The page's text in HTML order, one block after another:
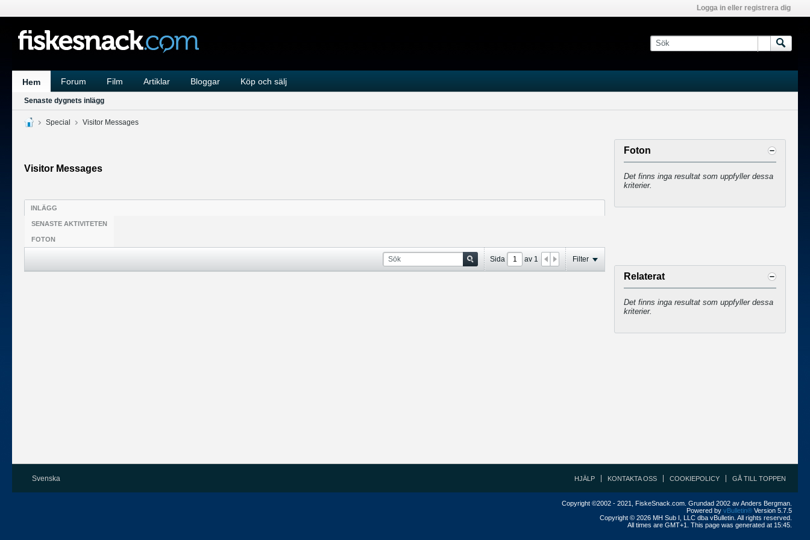
Logga in eller registrera dig
Hem Forum Film Artiklar Bloggar Köp och sälj
Senaste dygnets inlägg
Special Visitor Messages
Visitor Messages
INLÄGG
SENASTE AKTIVITETEN
FOTON
Sida av 1 Filter
Foton
Det finns inga resultat som uppfyller dessa
kriterier.
Relaterat
Det finns inga resultat som uppfyller dessa
kriterier.
Svenska HJÄLP KONTAKTA OSS COOKIEPOLICY GÅ TILL TOPPEN
Copyright ©2002 - 2021, FiskeSnack.com. Grundad 2002 av Anders Bergman.
Powered by vBulletin® Version 5.7.5
Copyright © 2026 MH Sub I, LLC dba vBulletin. All rights reserved.
All times are GMT+1. This page was generated at 15:45.